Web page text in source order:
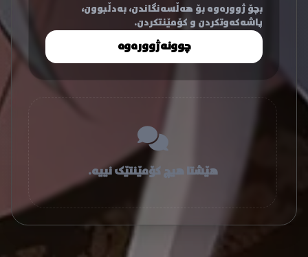
بچۆ ژوورەوە بۆ هەڵسەنگاندن، بەدڵبوون،
پاشەکەوتکردن و کۆمێنتکردن.
چوونەژوورەوە
هێشتا هیچ کۆمێنتێک نییە.